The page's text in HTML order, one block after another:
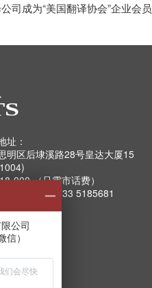
司成为“美国翻译协会”企业会员
址：
明区后埭溪路28号皇达大厦15
000 （只需市话费）
5185733 5185681
公司
信）